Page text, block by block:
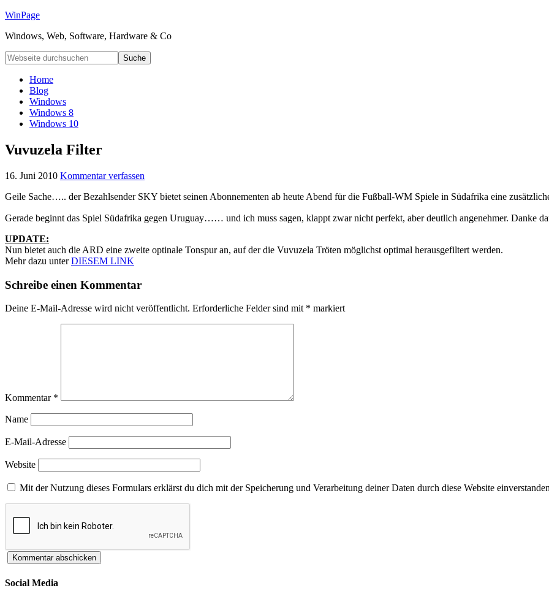
WinPage
Windows, Web, Software, Hardware & Co
Home
Blog
Windows
Windows 8
Windows 10
Vuvuzela Filter
16. Juni 2010 Kommentar verfassen
Geile Sache….. der Bezahlsender SKY bietet seinen Abonnementen ab heute Abend für die Fußball-WM Spiele in Südafrika eine
Gerade beginnt das Spiel Südafrika gegen Uruguay…… und ich muss sagen, klappt zwar nicht perfekt, aber deutlich angenehmer. Danke
UPDATE:
Nun bietet auch die ARD eine zweite optinale Tonspur an, auf der die Vuvuzela Tröten möglichst optimal herausgefiltert werden.
Mehr dazu unterDIESEM LINK
Schreibe einen Kommentar
Deine E-Mail-Adresse wird nicht veröffentlicht. Erforderliche Felder sind mit * markiert
Kommentar *
Name
E-Mail-Adresse
Website
Mit der Nutzung dieses Formulars erklärst du dich mit der Speicherung und Verarbeitung deiner Daten durch diese Website
Social Media